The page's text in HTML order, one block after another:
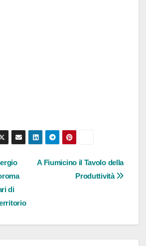
A Fiumicino il Tavolo della
Produttività
di